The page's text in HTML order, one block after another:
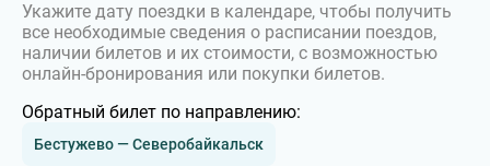
Укажите дату поездки в календаре, чтобы получить
все необходимые сведения о расписании поездов,
наличии билетов и их стоимости, с возможностью
онлайн-бронирования или покупки билетов.
Обратный билет по направлению:
Бестужево — Северобайкальск